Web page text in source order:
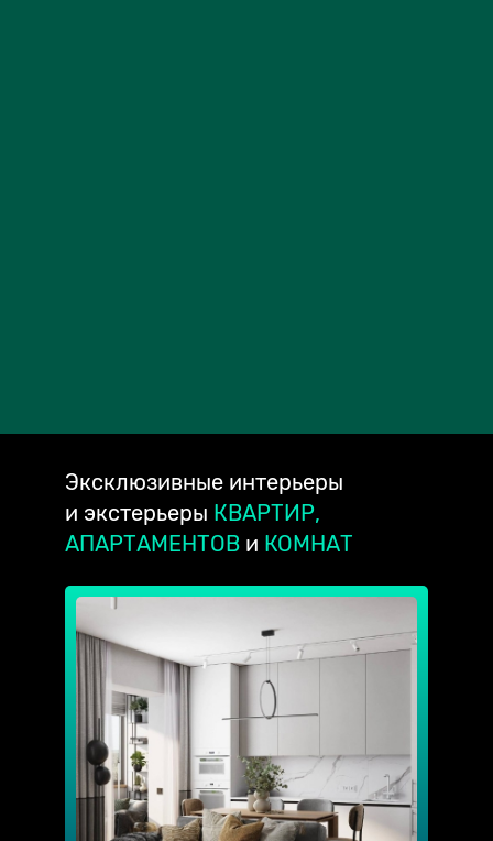
Эксклюзивные интерьеры
и экстерьеры КВАРТИР,
АПАРТАМЕНТОВ и КОМНАТ